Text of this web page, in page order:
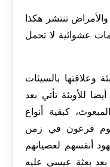
تنتشر هكذا
عشوائية لا تحمل
وعلاقتها بالسيئات
للأوبئة تأتي بعد
كبقية أنواع
فرعون في زمن
أنفسهم لعصيانهم
بعثة عيسى عليه